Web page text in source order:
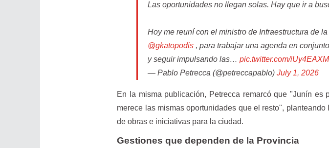
Las oportunidades no llegan solas. Hay que ir a
Hoy me reuní con el ministro de Infraestructura de
@gkatopodis , para trabajar una agenda en
y seguir impulsando las…pic.twitter.com/
— Pablo Petrecca (@petreccapablo)July 1, 2026
En la misma publicación, Petrecca remarcó que "Junín es
merece las mismas oportunidades que el resto",
de obras e iniciativas para la ciudad.
Gestiones que dependen de la Provincia